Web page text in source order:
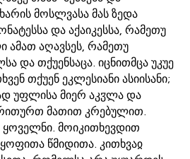
მოსლვასა მას ზედა
და აქაიკესსა, რამეთუ
ამათ აღავსეს, რამეთუ
და თქუენსაცა. იცნითმცა უკუე
თქუენ ეკლესიანი ასიისანი;
უფლისა მიერ აკჳლა და
მათით კრებულით.
ყოველნი. მოიკითხევდით
წმიდითა. კითხვაჲ